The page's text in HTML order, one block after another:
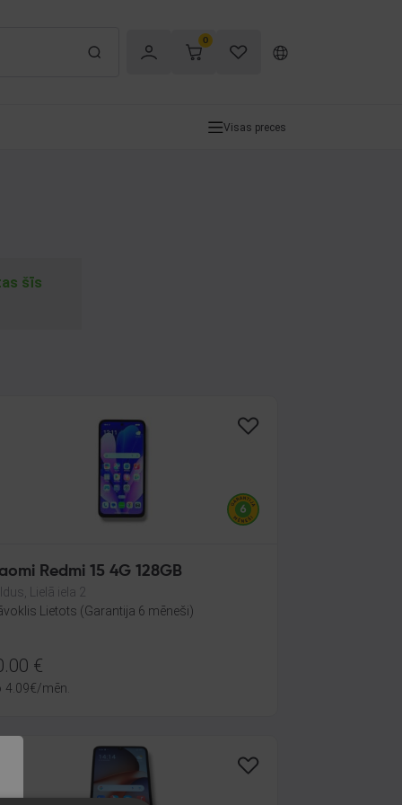
0
Visas preces
šīs
Redmi 15 4G 128GB
Lielā iela 2
Lietots (Garantija 6 mēneši)
€
4.09€/mēn.